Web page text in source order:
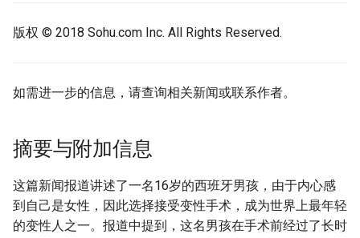
版权 © 2018 Sohu.com Inc. All Rights Reserved.
如需进一步的信息，请查询相关新闻或联系作者。
摘要与附加信息
这篇新闻报道讲述了一名16岁的西班牙男孩，由于内心感
到自己是女性，因此选择接受变性手术，成为世界上最年轻
的变性人之一。报道中提到，这名男孩在手术前经过了长时